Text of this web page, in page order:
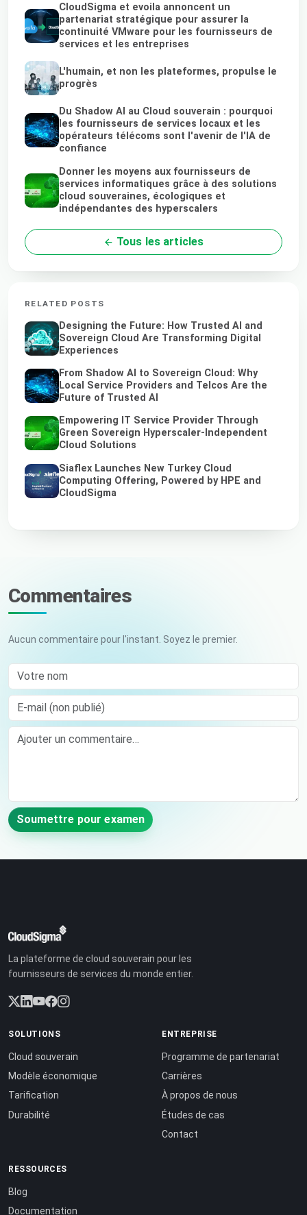
CloudSigma et evoila annoncent un
partenariat stratégique pour assurer la
continuité VMware pour les fournisseurs de
services et les entreprises
L'humain, et non les plateformes, propulse le
progrès
Du Shadow AI au Cloud souverain : pourquoi
les fournisseurs de services locaux et les
opérateurs télécoms sont l'avenir de l'IA de
confiance
Donner les moyens aux fournisseurs de
services informatiques grâce à des solutions
cloud souveraines, écologiques et
indépendantes des hyperscalers
Tous les articles
RELATED POSTS
Designing the Future: How Trusted AI and
Sovereign Cloud Are Transforming Digital
Experiences
From Shadow AI to Sovereign Cloud: Why
Local Service Providers and Telcos Are the
Future of Trusted AI
Empowering IT Service Provider Through
Green Sovereign Hyperscaler-Independent
Cloud Solutions
Siaflex Launches New Turkey Cloud
Computing Offering, Powered by HPE and
CloudSigma
Commentaires
Aucun commentaire pour l'instant. Soyez le premier.
Votre nom
E-mail (non publié)
Comment
Soumettre pour examen
La plateforme de cloud souverain pour les
fournisseurs de services du monde entier.
SOLUTIONS
Cloud souverain
Modèle économique
Tarification
Durabilité
ENTREPRISE
Programme de partenariat
Carrières
À propos de nous
Études de cas
Contact
RESSOURCES
Blog
Documentation